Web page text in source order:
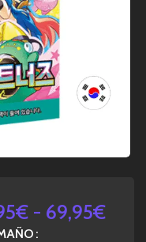
€ - 69,95€